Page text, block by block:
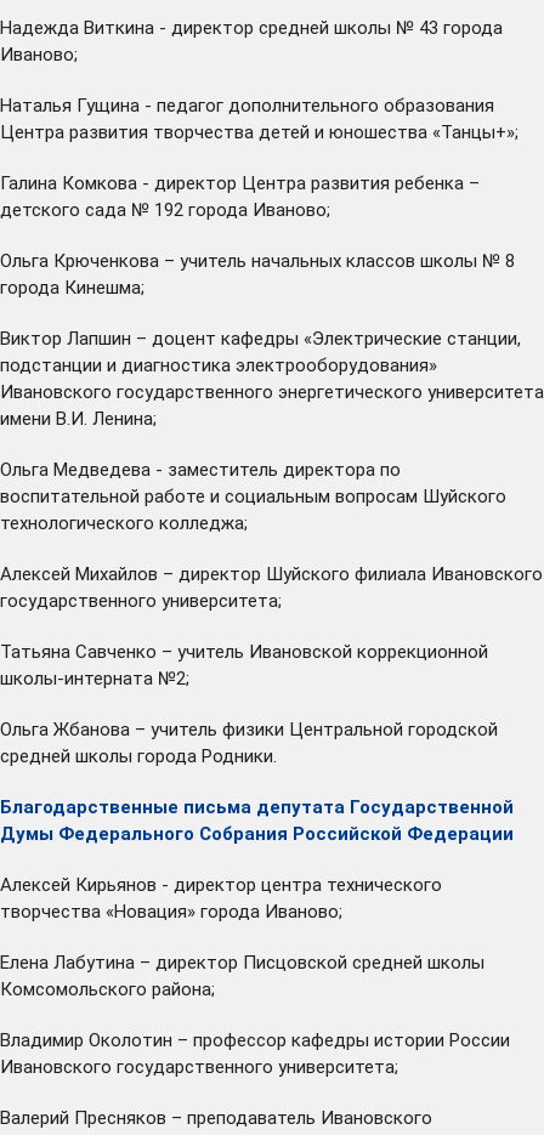
Надежда Виткина - директор средней школы № 43 города
Иваново;
Наталья Гущина - педагог дополнительного образования
Центра развития творчества детей и юношества «Танцы+»;
Галина Комкова - директор Центра развития ребенка –
детского сада № 192 города Иваново;
Ольга Крюченкова – учитель начальных классов школы № 8
города Кинешма;
Виктор Лапшин – доцент кафедры «Электрические станции,
подстанции и диагностика электрооборудования»
Ивановского государственного энергетического университета
имени В.И. Ленина;
Ольга Медведева - заместитель директора по
воспитательной работе и социальным вопросам Шуйского
технологического колледжа;
Алексей Михайлов – директор Шуйского филиала Ивановского
государственного университета;
Татьяна Савченко – учитель Ивановской коррекционной
школы-интерната №2;
Ольга Жбанова – учитель физики Центральной городской
средней школы города Родники.
Благодарственные письма депутата Государственной
Думы Федерального Собрания Российской Федерации
Алексей Кирьянов - директор центра технического
творчества «Новация» города Иваново;
Елена Лабутина – директор Писцовской средней школы
Комсомольского района;
Владимир Околотин – профессор кафедры истории России
Ивановского государственного университета;
Валерий Пресняков – преподаватель Ивановского